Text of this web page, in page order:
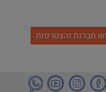
חברות והצטרפות